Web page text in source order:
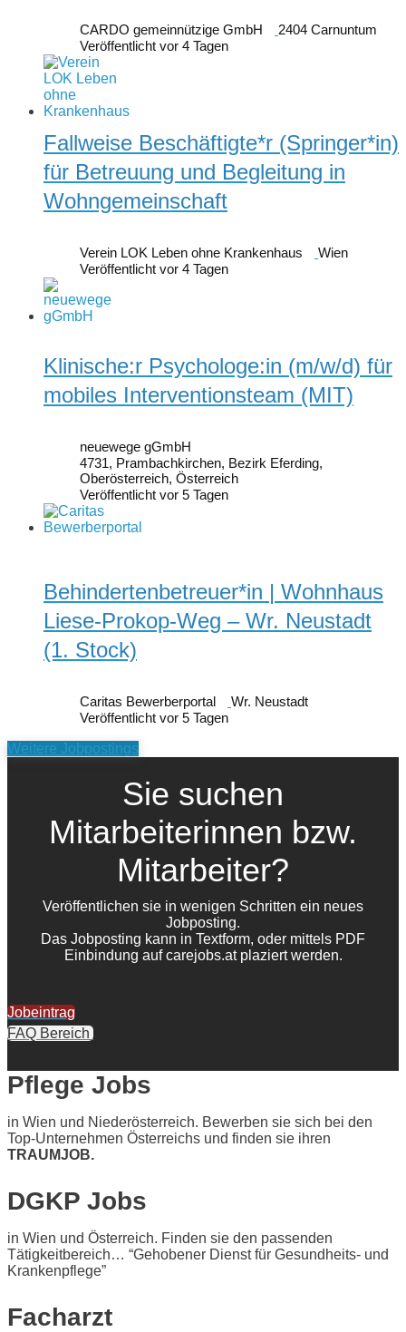
CARDO gemeinnützige GmbH
2404 Carnuntum
Veröffentlicht vor 4 Tagen
Fallweise Beschäftigte*r (Springer*in)
für Betreuung und Begleitung in
Wohngemeinschaft
Verein LOK Leben ohne Krankenhaus
Wien
Veröffentlicht vor 4 Tagen
Klinische:r Psychologe:in (m/w/d) für
mobiles Interventionsteam (MIT)
neuewege gGmbH
4731, Prambachkirchen, Bezirk Eferding,
Oberösterreich, Österreich
Veröffentlicht vor 5 Tagen
Behindertenbetreuer*in | Wohnhaus
Liese-Prokop-Weg – Wr. Neustadt
(1. Stock)
Caritas Bewerberportal
Wr. Neustadt
Veröffentlicht vor 5 Tagen
Weitere Jobpostings
Sie suchen
Mitarbeiterinnen bzw.
Mitarbeiter?
Veröffentlichen sie in wenigen Schritten ein neues
Jobposting.
Das Jobposting kann in Textform, oder mittels PDF
Einbindung auf carejobs.at plaziert werden.
Jobeintrag
FAQ Bereich
Pflege Jobs
in Wien und Niederösterreich. Bewerben sie sich bei den
Top-Unternehmen Österreichs und finden sie ihren
TRAUMJOB.
DGKP Jobs
in Wien und Österreich. Finden sie den passenden
Tätigkeitbereich… “Gehobener Dienst für Gesundheits- und
Krankenpflege”
Facharzt